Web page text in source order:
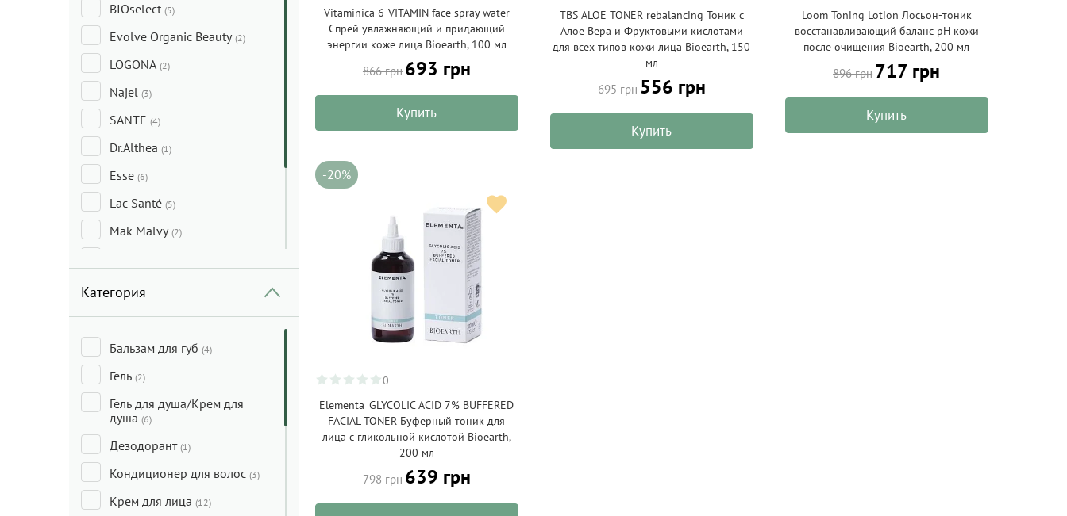
BIOselect (5)
Evolve Organic Beauty (2)
LOGONA (2)
Najel (3)
SANTE (4)
Dr.Althea (1)
Esse (6)
Lac Santé (5)
Mak Malvy (2)
One Thing
Trawenmoor(2)
Weleda
Категория
Бальзам для губ (4)
Гель (2)
Гель для душа/Крем для
душа (6)
Дезодорант (1)
Кондиционер для волос (3)
Крем для лица (12)
Vitaminica 6-VITAMIN face spray water
Спрей увлажняющий и придающий
энергии коже лица Bioearth, 100 мл
866 грн 693 грн
Купить
TBS ALOE TONER rebalancing Тоник с
Алое Вера и Фруктовыми кислотами
для всех типов кожи лица Bioearth, 150
мл
695 грн 556 грн
Купить
Loom Toning Lotion Лосьон-тоник
восстанавливающий баланс pH кожи
после очищения Bioearth, 200 мл
896 грн 717 грн
Купить
-20%
0
Elementa_GLYCOLIC ACID 7% BUFFERED
FACIAL TONER Буферный тоник для
лица с гликольной кислотой Bioearth,
200 мл
798 грн 639 грн